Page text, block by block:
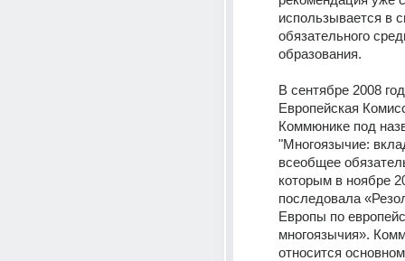
использывается в
обязательного
образования.
В сентябре 2008
Европейская
Коммюнике под
"Многоязычие:
всеобщее
которым в ноябре
последовала
Европы по
многоязычия».
относится